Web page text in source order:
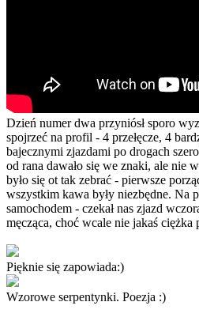
Dzień numer dwa przyniósł sporo
spojrzeć na profil - 4 przełęcze, 4
bajecznymi zjazdami po drogach
od rana dawało się we znaki, ale nie
było się ot tak zebrać - pierwsze
wszystkim kawa były niezbędne. Na
samochodem - czekał nas zjazd
męcząca, choć wcale nie jakaś ciężka
Pięknie się zapowiada:)
Wzorowe serpentynki. Poezja :)